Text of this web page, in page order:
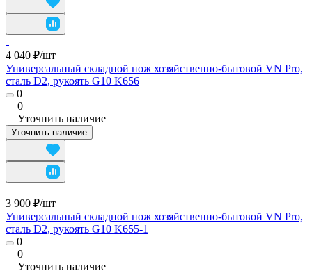
4 040 ₽/шт
Универсальный складной нож хозяйственно-бытовой VN Pro,
сталь D2, рукоять G10 K656
0
0
Уточнить наличие
Уточнить наличие
3 900 ₽/шт
Универсальный складной нож хозяйственно-бытовой VN Pro,
сталь D2, рукоять G10 K655-1
0
0
Уточнить наличие